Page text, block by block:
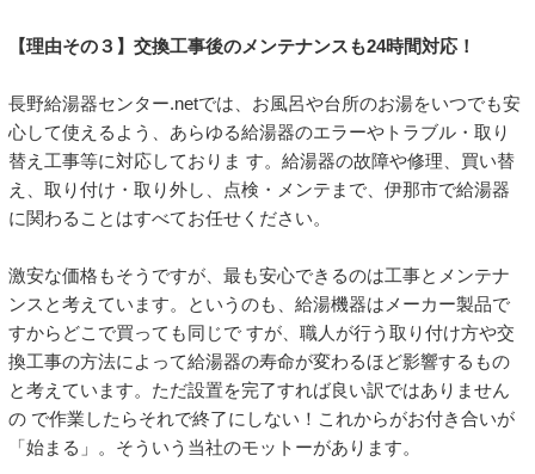
【理由その３】交換工事後のメンテナンスも24時間対応！
長野給湯器センター.netでは、お風呂や台所のお湯をいつでも安
心して使えるよう、あらゆる給湯器のエラーやトラブル・取り
替え工事等に対応しておりま す。給湯器の故障や修理、買い替
え、取り付け・取り外し、点検・メンテまで、伊那市で給湯器
に関わることはすべてお任せください。
激安な価格もそうですが、最も安心できるのは工事とメンテナ
ンスと考えています。というのも、給湯機器はメーカー製品で
すからどこで買っても同じで すが、職人が行う取り付け方や交
換工事の方法によって給湯器の寿命が変わるほど影響するもの
と考えています。ただ設置を完了すれば良い訳ではありません
の で作業したらそれで終了にしない！これからがお付き合いが
「始まる」。そういう当社のモットーがあります。